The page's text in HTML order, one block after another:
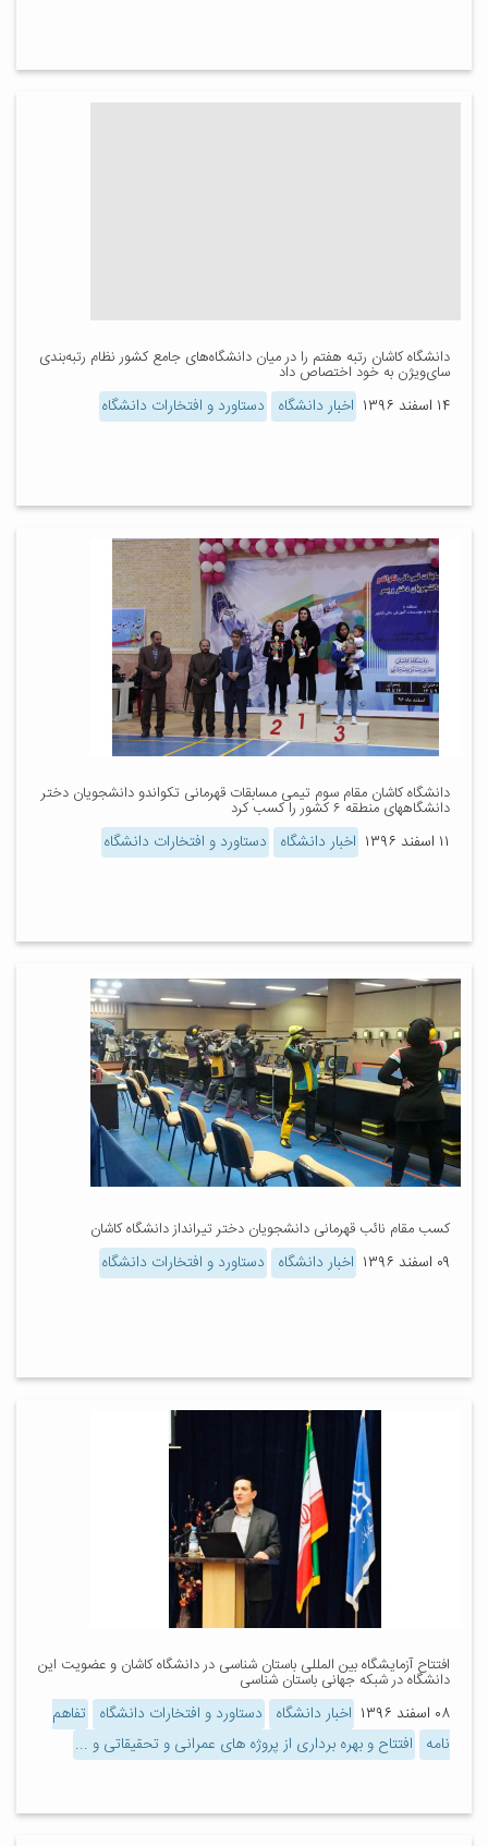
دانشگاه کاشان رتبه هفتم را در میان دانشگاه‌های جامع کشور نظام رتبه‌بندی
سای‌ویژن به خود اختصاص داد
۱۴ اسفند ۱۳۹۶ اخبار دانشگاه دستاورد و افتخارات دانشگاه
دانشگاه کاشان مقام سوم تیمی مسابقات قهرمانی تکواندو دانشجویان دختر
دانشگاههای منطقه ۶ کشور را کسب کرد
۱۱ اسفند ۱۳۹۶ اخبار دانشگاه دستاورد و افتخارات دانشگاه
کسب مقام نائب قهرمانی دانشجویان دختر تیرانداز دانشگاه کاشان
۰۹ اسفند ۱۳۹۶ اخبار دانشگاه دستاورد و افتخارات دانشگاه
افتتاح آزمایشگاه بین المللی باستان شناسی در دانشگاه کاشان و عضویت این
دانشگاه در شبکه جهانی باستان شناسی
۰۸ اسفند ۱۳۹۶ اخبار دانشگاه دستاورد و افتخارات دانشگاه تفاهم
نامه افتتاح و بهره برداری از پروژه های عمرانی و تحقیقاتی و ...